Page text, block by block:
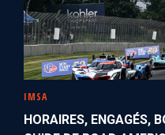
IMSA
HORAIRES, ENGAGÉS,